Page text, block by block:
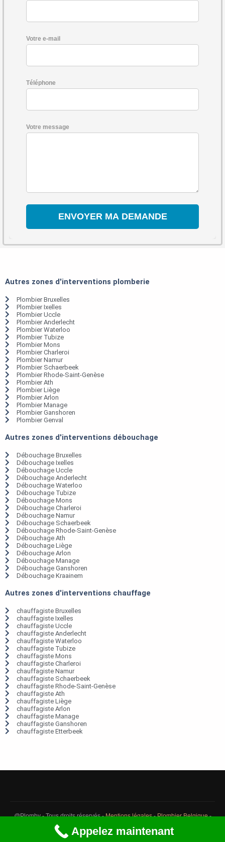
Votre e-mail
Téléphone
Votre message
Autres zones d'interventions plomberie
Plombier Bruxelles
Plombier Ixelles
Plombier Uccle
Plombier Anderlecht
Plombier Waterloo
Plombier Tubize
Plombier Mons
Plombier Charleroi
Plombier Namur
Plombier Schaerbeek
Plombier Rhode-Saint-Genèse
Plombier Ath
Plombier Liège
Plombier Arlon
Plombier Manage
Plombier Ganshoren
Plombier Genval
Autres zones d'interventions débouchage
Débouchage Bruxelles
Débouchage Ixelles
Débouchage Uccle
Débouchage Anderlecht
Débouchage Waterloo
Débouchage Tubize
Débouchage Mons
Débouchage Charleroi
Débouchage Namur
Débouchage Schaerbeek
Débouchage Rhode-Saint-Genèse
Débouchage Ath
Débouchage Liège
Débouchage Arlon
Débouchage Manage
Débouchage Ganshoren
Débouchage Kraainem
Autres zones d'interventions chauffage
chauffagiste Bruxelles
chauffagiste Ixelles
chauffagiste Uccle
chauffagiste Anderlecht
chauffagiste Waterloo
chauffagiste Tubize
chauffagiste Mons
chauffagiste Charleroi
chauffagiste Namur
chauffagiste Schaerbeek
chauffagiste Rhode-Saint-Genèse
chauffagiste Ath
chauffagiste Liège
chauffagiste Arlon
chauffagiste Manage
chauffagiste Ganshoren
chauffagiste Etterbeek
@Plomby - Tous droits réservés -Mentions légales-Plombier Belgique-
Débouchage Belgique
Appelez maintenant